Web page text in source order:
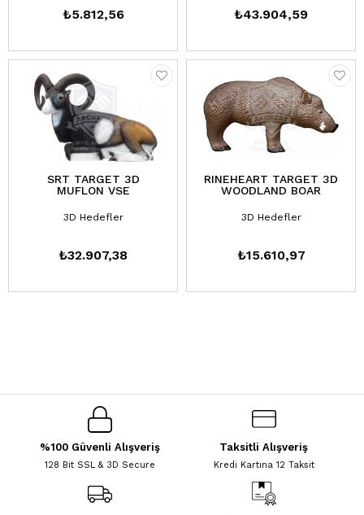
₺5.812,56 ₺43.904,59
SRT TARGET 3D
MUFLON VSE
3D Hedefler
₺32.907,38
RINEHEART TARGET 3D
WOODLAND BOAR
3D Hedefler
₺15.610,97
%100 Güvenli Alışveriş
128 Bit SSL & 3D Secure
Taksitli Alışveriş
Kredi Kartına 12 Taksit